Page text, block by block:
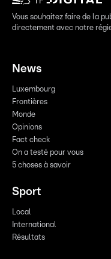
Vous souhaitez faire de la
directement avec notre
News
Luxembourg
Frontières
Monde
Opinions
Fact check
On a testé pour vous
5 choses à savoir
Sport
Local
International
Résultats